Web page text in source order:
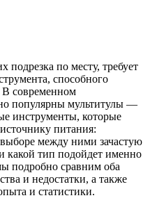
подрезка по месту, требует
способного
В современном
популярны мультитулы —
инструменты, которые
питания:
между ними зачастую
какой тип подойдет именно
подробно сравним оба
и недостатки, а также
и статистики.